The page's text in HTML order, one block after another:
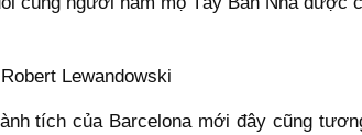
Lewandowski
tích của Barcelona mới đây cũng